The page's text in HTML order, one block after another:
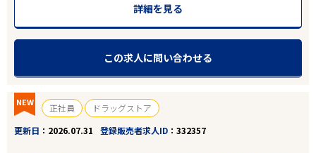
詳細を見る
この求人に問い合わせる
NEW 正社員
ドラッグストア
更新日
2026.07.31 登録販売者求人ID 332357